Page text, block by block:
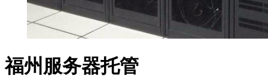
福州服务器托管